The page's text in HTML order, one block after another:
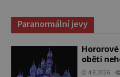
Paranormální jevy
oběti
4.8.2026